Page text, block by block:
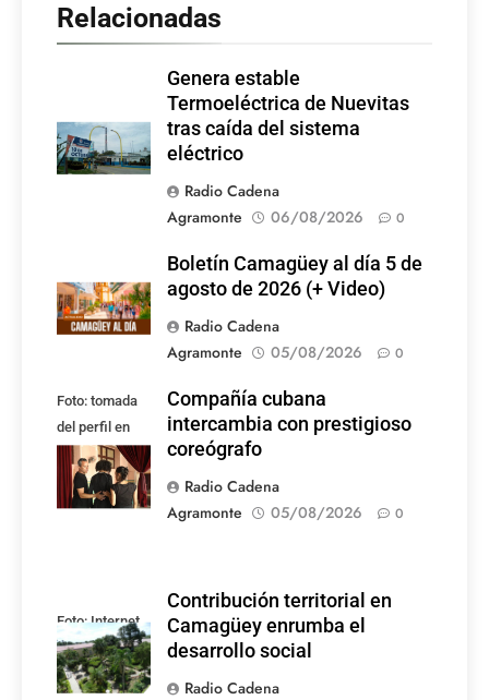
Relacionadas
Genera estable
Termoeléctrica de Nuevitas
tras caída del sistema
eléctrico
Radio Cadena
Agramonte
06/08/2026 0
Boletín Camagüey al día 5 de
agosto de 2026 (+ Video)
Radio Cadena
Agramonte
05/08/2026 0
Foto: tomada
del perfil en
Facebook de la
compañía
Compañía cubana
intercambia con prestigioso
coreógrafo
Radio Cadena
Agramonte
05/08/2026 0
Foto: Internet
Contribución territorial en
Camagüey enrumba el
desarrollo social
Radio Cadena